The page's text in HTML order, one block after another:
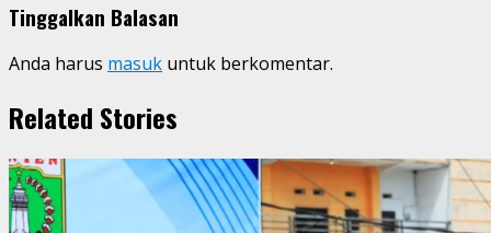
Tinggalkan Balasan
Anda harus masuk untuk berkomentar.
Related Stories